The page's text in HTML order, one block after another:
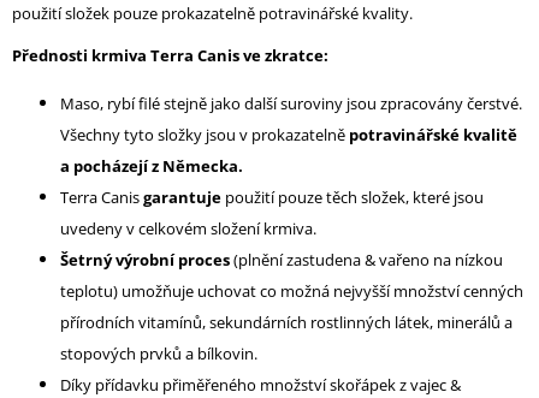
použití složek pouze prokazatelně potravinářské kvality.
Přednosti krmiva Terra Canis ve zkratce:
Maso, rybí filé stejně jako další suroviny jsou zpracovány čerstvé.
Všechny tyto složky jsou v prokazatelně potravinářské kvalitě
a pocházejí z Německa.
Terra Canisgarantuje použití pouze těch složek, které jsou
uvedeny v celkovém složení krmiva.
Šetrný výrobní proces(plnění zastudena & vařeno na nízkou
teplotu) umožňuje uchovat co možná nejvyšší množství cenných
přírodních vitamínů, sekundárních rostlinných látek, minerálů a
stopových prvků a bílkovin.
Díky přídavku přiměřeného množství skořápek z vajec &